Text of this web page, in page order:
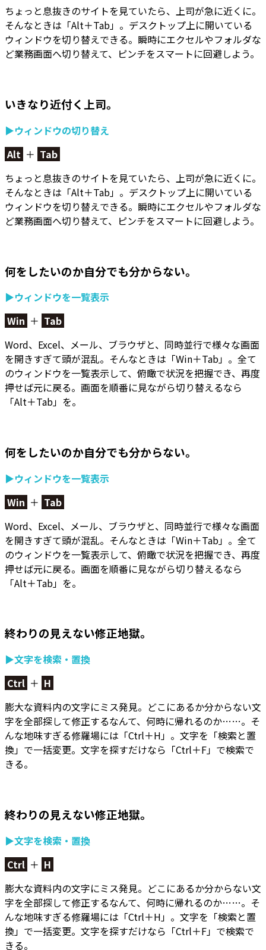
ちょっと息抜きのサイトを見ていたら、上司が急に近くに。
そんなときは「Alt＋Tab」。 デスクトップ上に開いている
ウィンドウを切り替えできる。 瞬時にエクセルやフォルダな
ど業務画面へ切り替えて、ピンチをスマートに回避しよう。
いきなり近付く上司。
▶ウィンドウの切り替え
Alt ＋ Tab
ちょっと息抜きのサイトを見ていたら、上司が急に近くに。
そんなときは「Alt＋Tab」。 デスクトップ上に開いている
ウィンドウを切り替えできる。 瞬時にエクセルやフォルダな
ど業務画面へ切り替えて、ピンチをスマートに回避しよう。
何をしたいのか自分でも分からない。
▶ウィンドウを一覧表示
Win ＋ Tab
Word、Excel、メール、ブラウザと、同時並行で様々な画面
を開きすぎて頭が混乱。そんなときは「Win＋Tab」。 全て
のウィンドウを一覧表示して、俯瞰で状況を把握でき、再度
押せば元に戻る。画面を順番に見ながら切り替えるなら
「Alt＋Tab」を。
何をしたいのか自分でも分からない。
▶ウィンドウを一覧表示
Win ＋ Tab
Word、Excel、メール、ブラウザと、同時並行で様々な画面
を開きすぎて頭が混乱。そんなときは「Win＋Tab」。 全て
のウィンドウを一覧表示して、俯瞰で状況を把握でき、再度
押せば元に戻る。画面を順番に見ながら切り替えるなら
「Alt＋Tab」を。
終わりの見えない修正地獄。
▶文字を検索・置換
Ctrl ＋ H
膨大な資料内の文字にミス発見。どこにあるか分からない文
字を全部探して修正するなんて、何時に帰れるのか……。そ
んな地味すぎる修羅場には「Ctrl＋H」。 文字を「検索と置
換」で一括変更。 文字を探すだけなら「Ctrl＋F」で検索で
きる。
終わりの見えない修正地獄。
▶文字を検索・置換
Ctrl ＋ H
膨大な資料内の文字にミス発見。どこにあるか分からない文
字を全部探して修正するなんて、何時に帰れるのか……。そ
んな地味すぎる修羅場には「Ctrl＋H」。 文字を「検索と置
換」で一括変更。 文字を探すだけなら「Ctrl＋F」で検索で
きる。